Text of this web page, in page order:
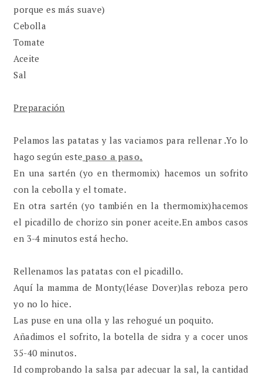
porque es más suave)
Cebolla
Tomate
Aceite
Sal
Preparación
Pelamos las patatas y las vaciamos para rellenar .Yo lo
hago según este paso a paso.
En una sartén (yo en thermomix) hacemos un sofrito
con la cebolla y el tomate.
En otra sartén (yo también en la thermomix)hacemos
el picadillo de chorizo sin poner aceite.En ambos casos
en 3-4 minutos está hecho.
Rellenamos las patatas con el picadillo.
Aquí la mamma de Monty(léase Dover)las reboza pero
yo no lo hice.
Las puse en una olla y las rehogué un poquito.
Añadimos el sofrito, la botella de sidra y a cocer unos
35-40 minutos.
Id comprobando la salsa par adecuar la sal, la cantidad